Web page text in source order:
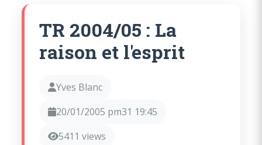
TR 2004/05 : La
raison et l'esprit
Yves Blanc
20/01/2005 pm31 19:45
5411 views